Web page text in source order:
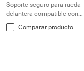
Soporte seguro para rueda
delantera compatible con
portaequipajes de techo
transporte fácil
Comparar producto